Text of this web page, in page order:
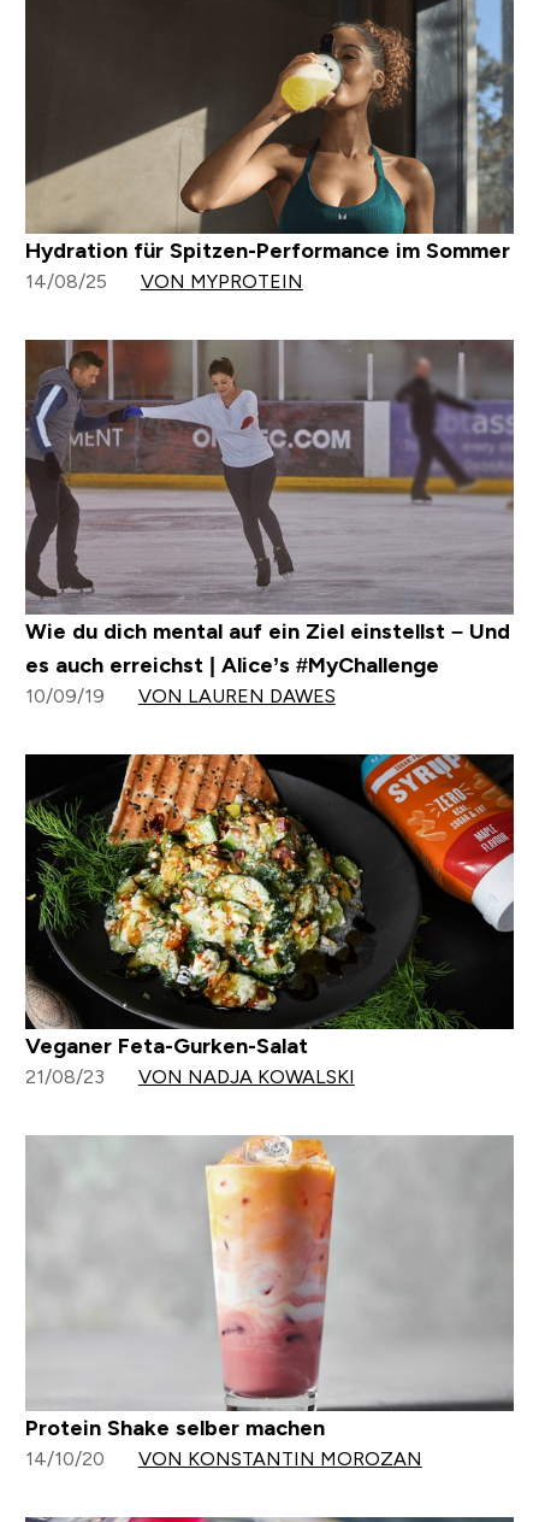
Hydration für Spitzen-Performance im Sommer
14/08/25 VON MYPROTEIN
Wie du dich mental auf ein Ziel einstellst – Und
es auch erreichst | Alice’s #MyChallenge
10/09/19 VON LAUREN DAWES
Veganer Feta-Gurken-Salat
21/08/23 VON NADJA KOWALSKI
Protein Shake selber machen
14/10/20 VON KONSTANTIN MOROZAN